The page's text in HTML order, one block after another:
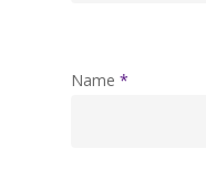
Name *